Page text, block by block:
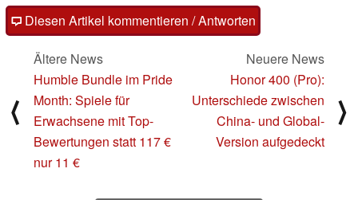
Diesen Artikel kommentieren / Antworten
⟨
Ältere News
Humble Bundle im Pride
Month: Spiele für
Erwachsene mit Top-
Bewertungen statt 117 €
nur 11 €
Neuere News
Honor 400 (Pro):
Unterschiede zwischen
China- und Global-
Version aufgedeckt
⟩